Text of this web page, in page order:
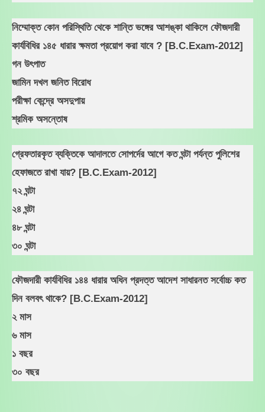
নিম্মোক্ত কোন পরিস্থিতি থেকে শান্তি ভঙ্গের আশঙ্কা থাকিলে ফৌজদারী
কার্যবিধির ১৪৫ ধারার ক্ষমতা প্রয়োগ করা যাবে ? [B.C.Exam-2012]
গন উৎপাত
জামিন দখল জনিত বিরোধ
পরীক্ষা কেন্দ্রে অসদুপায়
শ্রমিক অসন্তোষ
গ্রেফতারকৃত ব্যক্তিকে আদালতে সোপর্দের আগে কত ঘন্টা পর্যন্ত পুলিশের
হেফাজতে রাখা যায়? [B.C.Exam-2012]
৭২ ঘন্টা
২৪ ঘন্টা
৪৮ ঘন্টা
৩০ ঘন্টা
ফৌজদারী কার্যবিধির ১৪৪ ধারার অধিন প্রদত্ত আদেশ সাধারনত সর্বোচ্চ কত
দিন বলবৎ থাকে? [B.C.Exam-2012]
২ মাস
৬ মাস
১ বছর
৩০ বছর